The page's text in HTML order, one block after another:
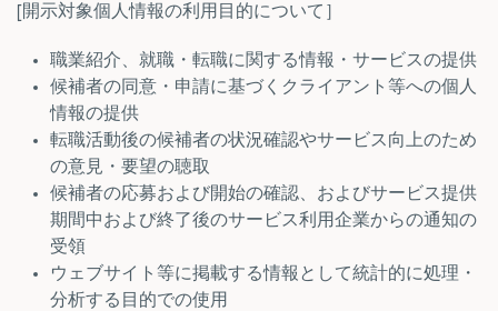
[開示対象個人情報の利用目的について］
職業紹介、就職・転職に関する情報・サービスの提供
候補者の同意・申請に基づくクライアント等への個人
情報の提供
転職活動後の候補者の状況確認やサービス向上のため
の意見・要望の聴取
候補者の応募および開始の確認、およびサービス提供
期間中および終了後のサービス利用企業からの通知の
受領
ウェブサイト等に掲載する情報として統計的に処理・
分析する目的での使用